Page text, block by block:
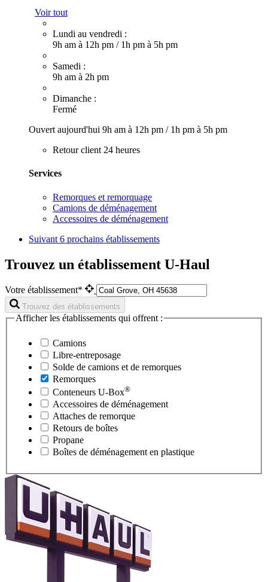
Voir tout
Lundi au vendredi :
9h am à 12h pm / 1h pm à 5h pm
Samedi :
9h am à 2h pm
Dimanche :
Fermé
Ouvert aujourd'hui 9h am à 12h pm / 1h pm à 5h pm
Retour client 24 heures
Services
Remorques et remorquage
Camions de déménagement
Accessoires de déménagement
Suivant 6 prochains établissements
Trouvez un établissement U-Haul
Votre établissement*
Trouvez des établissements
Afficher les établissements qui offrent :
Camions
Libre-entreposage
Solde de camions et de remorques
Remorques
Conteneurs U-Box®
Accessoires de déménagement
Attaches de remorque
Retours de boîtes
Propane
Boîtes de déménagement en plastique